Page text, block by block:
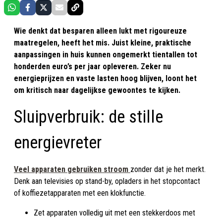
Wie denkt dat besparen alleen lukt met rigoureuze
maatregelen, heeft het mis. Juist kleine, praktische
aanpassingen in huis kunnen ongemerkt tientallen tot
honderden euro’s per jaar opleveren. Zeker nu
energieprijzen en vaste lasten hoog blijven, loont het
om kritisch naar dagelijkse gewoontes te kijken.
Sluipverbruik: de stille
energievreter
Veel apparaten gebruiken stroom zonder dat je het merkt.
Denk aan televisies op stand-by, opladers in het stopcontact
of koffiezetapparaten met een klokfunctie.
Zet apparaten volledig uit met een stekkerdoos met